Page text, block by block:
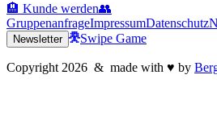
🏨 Kunde werden👥
GruppenanfrageImpressumDatenschutz
Newsletter Swipe Game
Copyright 2026 & made with ♥ by